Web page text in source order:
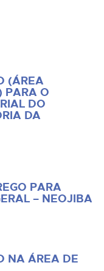
(ÁREA
PARA O
DO
DA
PARA
– NEOJIBA
NA ÁREA DE